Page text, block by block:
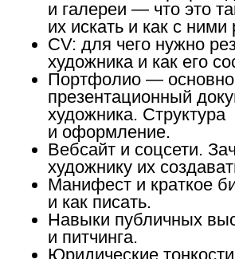
и галереи — что это
их искать и как с ними
CV: для чего нужно
художника и как его
Портфолио —
презентационный
художника. Структура
и оформление.
Вебсайт и соцсети.
художнику их
Манифеcт и краткое
и как писать.
Навыки публичных
и питчинга.
Юридические